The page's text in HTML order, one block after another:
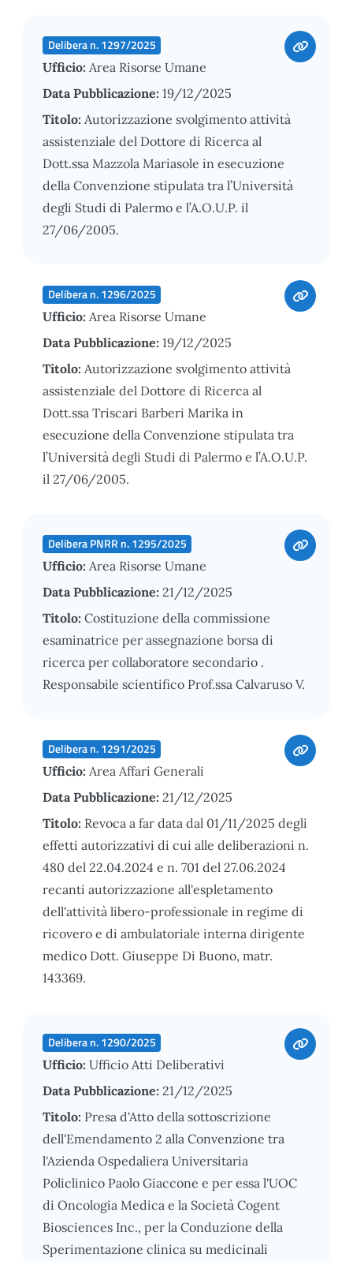
Delibera n. 1297/2025
Ufficio: Area Risorse Umane
Data Pubblicazione: 19/12/2025
Titolo: Autorizzazione svolgimento attività
assistenziale del Dottore di Ricerca al
Dott.ssa Mazzola Mariasole in esecuzione
della Convenzione stipulata tra l’Università
degli Studi di Palermo e l’A.O.U.P. il
27/06/2005.
Delibera n. 1296/2025
Ufficio: Area Risorse Umane
Data Pubblicazione: 19/12/2025
Titolo: Autorizzazione svolgimento attività
assistenziale del Dottore di Ricerca al
Dott.ssa Triscari Barberi Marika in
esecuzione della Convenzione stipulata tra
l’Università degli Studi di Palermo e l’A.O.U.P.
il 27/06/2005.
Delibera PNRR n. 1295/2025
Ufficio: Area Risorse Umane
Data Pubblicazione: 21/12/2025
Titolo: Costituzione della commissione
esaminatrice per assegnazione borsa di
ricerca per collaboratore secondario .
Responsabile scientifico Prof.ssa Calvaruso V.
Delibera n. 1291/2025
Ufficio: Area Affari Generali
Data Pubblicazione: 21/12/2025
Titolo: Revoca a far data dal 01/11/2025 degli
effetti autorizzativi di cui alle deliberazioni n.
480 del 22.04.2024 e n. 701 del 27.06.2024
recanti autorizzazione all'espletamento
dell'attività libero-professionale in regime di
ricovero e di ambulatoriale interna dirigente
medico Dott. Giuseppe Di Buono, matr.
143369.
Delibera n. 1290/2025
Ufficio: Ufficio Atti Deliberativi
Data Pubblicazione: 21/12/2025
Titolo: Presa d'Atto della sottoscrizione
dell'Emendamento 2 alla Convenzione tra
l'Azienda Ospedaliera Universitaria
Policlinico Paolo Giaccone e per essa l'UOC
di Oncologia Medica e la Società Cogent
Biosciences Inc., per la Conduzione della
Sperimentazione clinica su medicinali